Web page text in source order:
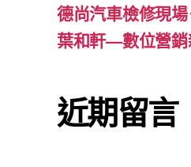
德尚汽車檢修現
葉和軒—數位營
近期留言